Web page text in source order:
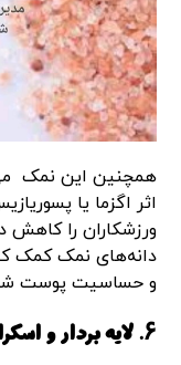
همچنین این نمک
اثر اگزما یا
ورزشکاران را کاهش
و حساسیت پوست
۶. لایه بردار و اسکراب